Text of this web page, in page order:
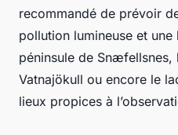
recommandé de prévoir
pollution lumineuse et
péninsule de Snæfellsnes,
Vatnajökull ou encore le
lieux propices à